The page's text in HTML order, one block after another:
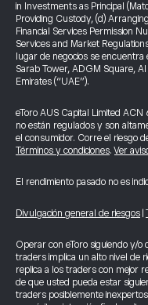
in Investments as Principal
Providing Custody, (d)
Financial Services Permission
Services and Market
lugar de negocios se
Sarab Tower, ADGM Square,
Emirates (“UAE”).
eToro AUS Capital Limited
no están regulados y son
el consumidor. Corre el riesgo
Términos y condiciones.Ver
El rendimiento pasado no es
Divulgación general de riesgos
Operar con eToro siguiendo y/o
traders implica un alto nivel de
replica a los traders con mejor
de que usted pueda estar
traders posiblemente